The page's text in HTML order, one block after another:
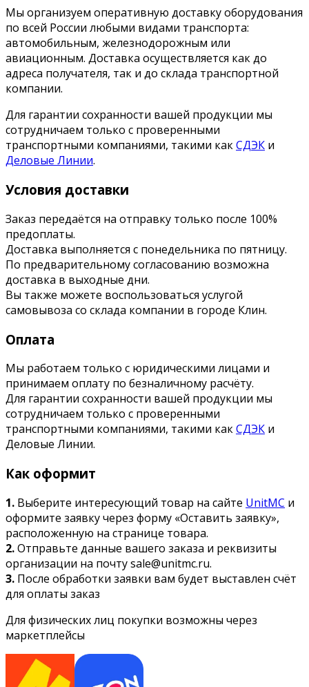
Мы организуем оперативную доставку оборудования
по всей России любыми видами транспорта:
автомобильным, железнодорожным или
авиационным. Доставка осуществляется как до
адреса получателя, так и до склада транспортной
компании.
Для гарантии сохранности вашей продукции мы
сотрудничаем только с проверенными
транспортными компаниями, такими какСДЭК и
Деловые Линии.
Условия доставки
Заказ передаётся на отправку только после 100%
предоплаты.
Доставка выполняется с понедельника по пятницу.
По предварительному согласованию возможна
доставка в выходные дни.
Вы также можете воспользоваться услугой
самовывоза со склада компании в городе Клин.
Оплата
Мы работаем только с юридическими лицами и
принимаем оплату по безналичному расчёту.
Для гарантии сохранности вашей продукции мы
сотрудничаем только с проверенными
транспортными компаниями, такими какСДЭК и
Деловые Линии.
Как оформит
1. Выберите интересующий товар на сайте UnitMC и
оформите заявку через форму «Оставить заявку»,
расположенную на странице товара.
2.Отправьте данные вашего заказа и реквизиты
организации на почту sale@unitmc.ru.
3. После обработки заявки вам будет выставлен счёт
для оплаты заказ
Для физических лиц покупки возможны через
маркетплейсы